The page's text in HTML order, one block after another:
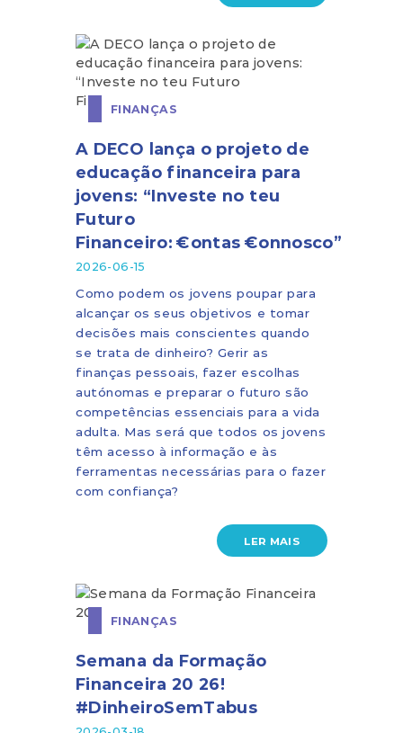
FINANÇAS
A DECO lança o projeto de
educação financeira para
jovens: “Investe no teu
Futuro
Financeiro: €ontas €onnosco”
2026-06-15
Como podem os jovens poupar para
alcançar os seus objetivos e tomar
decisões mais conscientes quando
se trata de dinheiro? Gerir as
finanças pessoais, fazer escolhas
autónomas e preparar o futuro são
competências essenciais para a vida
adulta. Mas será que todos os jovens
têm acesso à informação e às
ferramentas necessárias para o fazer
com confiança?
LER MAIS
FINANÇAS
Semana da Formação
Financeira 20 26!
#DinheiroSemTabus